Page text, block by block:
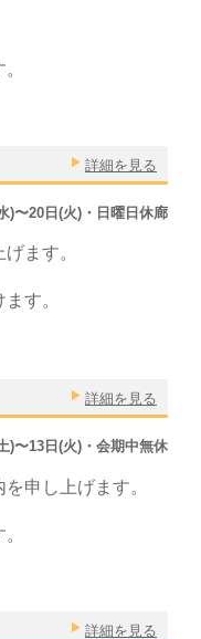
詳細を見る
)〜20日(火)・日曜日休廊
ます。
す。
詳細を見る
)〜13日(火)・会期中無休
申し上げます。
詳細を見る